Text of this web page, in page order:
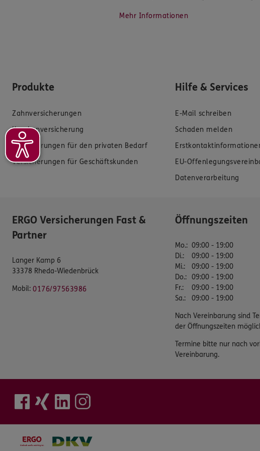
Mehr Informationen
Produkte
Zahnversicherungen
Krankenversicherung
Versicherungen für den privaten Bedarf
Versicherungen für Geschäftskunden
Hilfe & Services
E-Mail schreiben
Schaden melden
EU-
Datenverarbeitung
ERGO Versicherungen Fast &
Partner
Langer Kamp 6
33378 Rheda-Wiedenbrück
Mobil: 0176/97563986
Öffnungszeiten
Mo.: 09:00 - 19:00
Di.:
09:00 - 19:00
Mi.:
09:00 - 19:00
Do.: 09:00 - 19:00
Fr.:
09:00 - 19:00
Sa.: 09:00 - 19:00
Nach Vereinbarung sind
der Öffnungszeiten
Termine bitte nur nach
Vereinbarung.